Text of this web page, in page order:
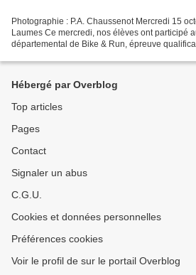
Photographie : P.A. Chaussenot Mercredi 15
Laumes Ce mercredi, nos élèves ont participé
départemental de Bike & Run, épreuve
Hébergé par Overblog
Top articles
Pages
Contact
Signaler un abus
C.G.U.
Cookies et données personnelles
Préférences cookies
Voir le profil de sur le portail Overblog